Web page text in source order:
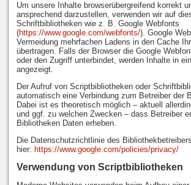
Um unsere Inhalte browserübergreifend korrekt
ansprechend darzustellen, verwenden wir auf
Schriftbibliotheken wie z. B. Google Webfonts
(https://www.google.com/webfonts/). Google
Vermeidung mehrfachen Ladens in den Cache
übertragen. Falls der Browser die Google
oder den Zugriff unterbindet, werden Inhalte in
angezeigt.
Der Aufruf von Scriptbibliotheken oder
automatisch eine Verbindung zum Betreiber der
Dabei ist es theoretisch möglich – aktuell
und ggf. zu welchen Zwecken – dass Betreiber
Bibliotheken Daten erheben.
Die Datenschutzrichtlinie des
hier: https://www.google.com/policies/privacy/
Verwendung von Scriptbibliotheken